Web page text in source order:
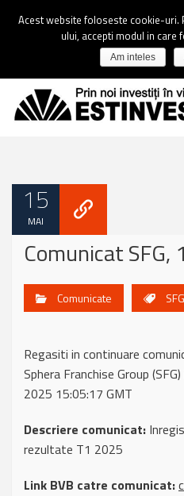
15
MAI
Comunicat
Comunicate SFG
Regasiti in continuare
Sphera Franchise Group
2025 15:05:17 GMT
Descriere comunicat:
rezultate T1 2025
Link BVB catre comunicat:
Acest website foloseste cookie-
ului, accepti modul in
Am inteles